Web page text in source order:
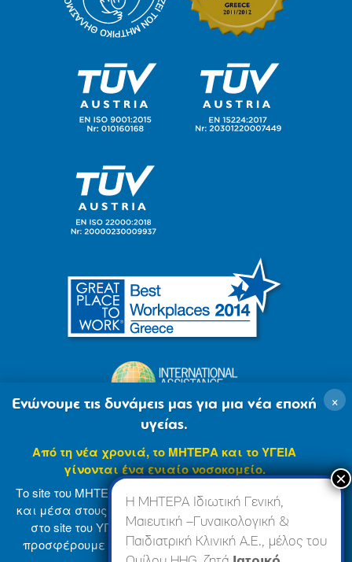
© 2007-2024 ΜΗΤΕΡΑ Α.Ε Όροι Χρήσης
Η ΜΗΤΕΡΑ Ιδιωτική Γενική,
Μαιευτική –Γυναικολογική &
Παιδιατρική Κλινική Α.Ε., μέλος του
×
Ενώνουμε τις δυνάμεις μας για μια νέα εποχή
υγείας.
Από τη νέα χρονιά, το ΜΗΤΕΡΑ και το ΥΓΕΙΑ
γίνονται ένα ενιαίο νοσοκομείο.
Το site του ΜΗΤΕΡΑ βρίσκεται σε φάση ανανέωσης
και μέσα στους επόμενους μήνες θα ενσωματωθεί
στο site του ΥΓΕΙΑ (www.hygeia.gr), ώστε να σας
προσφέρουμε μια πιο ολοκληρωμένη και ενιαία